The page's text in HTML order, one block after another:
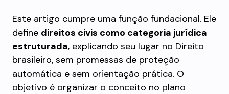
Este artigo cumpre uma função fundacional. Ele
define direitos civis como categoria jurídica
estruturada, explicando seu lugar no Direito
brasileiro, sem promessas de proteção
automática e sem orientação prática. O
objetivo é organizar o conceito no plano